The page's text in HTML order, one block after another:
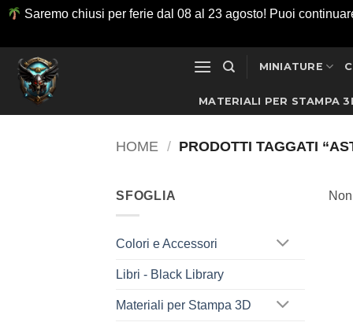
Saremo chiusi per ferie dal 08 al 23 agosto! Puoi
Salta
contenuti
MINIATURE
MATERIALI PER STAMPA
HOME / PRODOTTI TAGGATI
SFOGLIA
Colori e Accessori
Libri - Black Library
Materiali per Stampa 3D